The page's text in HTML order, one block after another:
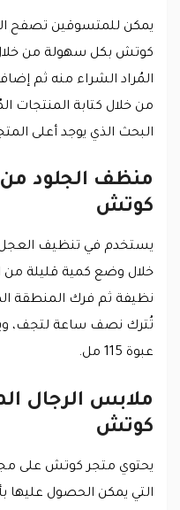
يمكن للمتسوقين تصفح
كوتش بكل سهولة من
المُراد الشراء منه ثم
من خلال كتابة المنتجات
البحث الذي يوجد أعلى
منظف ​​الجلود
كوتش
يستخدم في تنظيف العجل
خلال وضع كمية قليلة
نظيفة ثم فرك المنطقة
تُترك نصف ساعة لتجف،
عبوة 115 مل.
ملابس الرجال
كوتش
يحتوي متجر كوتش على
التي يمكن الحصول عليها